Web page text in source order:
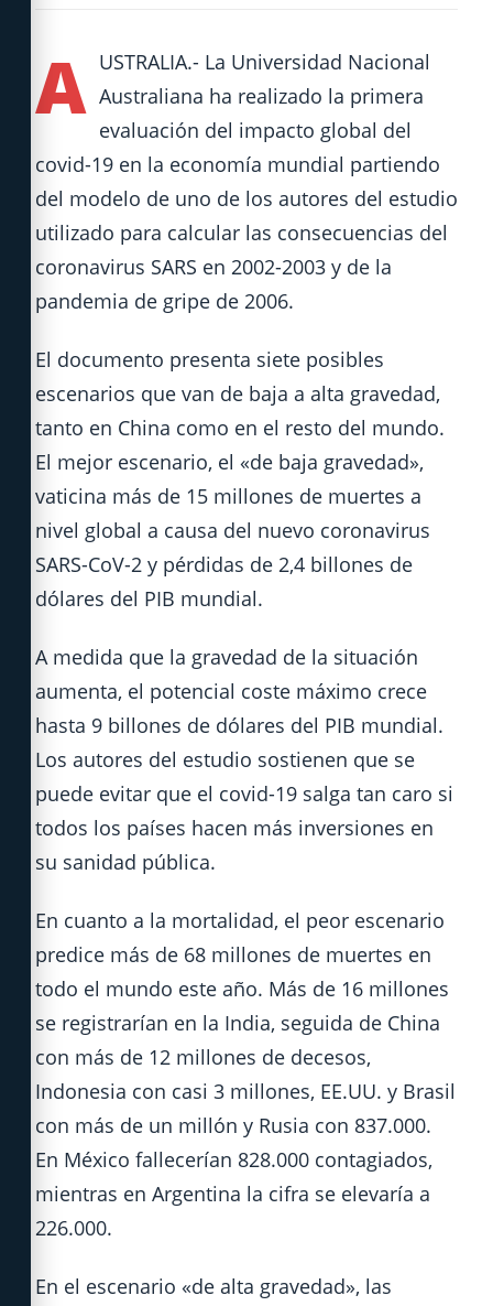
A USTRALIA.- La Universidad Nacional
Australiana ha realizado la primera
evaluación del impacto global del
covid-19 en la economía mundial partiendo
del modelo de uno de los autores del estudio
utilizado para calcular las consecuencias del
coronavirus SARS en 2002-2003 y de la
pandemia de gripe de 2006.
El documento presenta siete posibles
escenarios que van de baja a alta gravedad,
tanto en China como en el resto del mundo.
El mejor escenario, el «de baja gravedad»,
vaticina más de 15 millones de muertes a
nivel global a causa del nuevo coronavirus
SARS-CoV-2 y pérdidas de 2,4 billones de
dólares del PIB mundial.
A medida que la gravedad de la situación
aumenta, el potencial coste máximo crece
hasta 9 billones de dólares del PIB mundial.
Los autores del estudio sostienen que se
puede evitar que el covid-19 salga tan caro si
todos los países hacen más inversiones en
su sanidad pública.
En cuanto a la mortalidad, el peor escenario
predice más de 68 millones de muertes en
todo el mundo este año. Más de 16 millones
se registrarían en la India, seguida de China
con más de 12 millones de decesos,
Indonesia con casi 3 millones, EE.UU. y Brasil
con más de un millón y Rusia con 837.000.
En México fallecerían 828.000 contagiados,
mientras en Argentina la cifra se elevaría a
226.000.
En el escenario «de alta gravedad», las